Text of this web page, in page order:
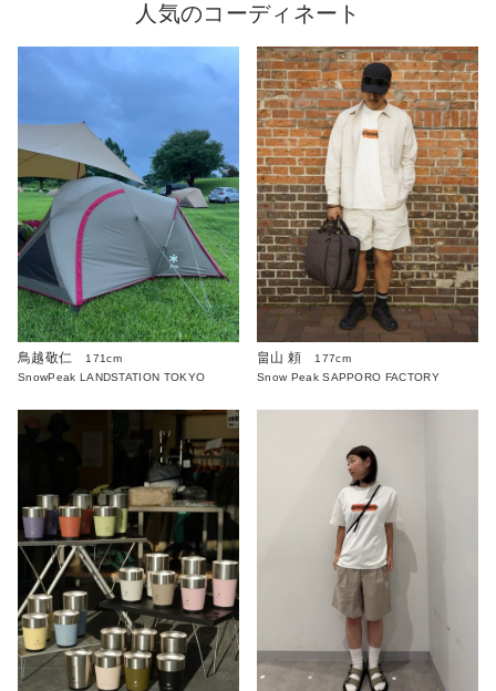
人気のコーディネート
鳥越敬仁
171cm
SnowPeak LANDSTATION TOKYO
畠山 頼
177cm
Snow Peak SAPPORO FACTORY